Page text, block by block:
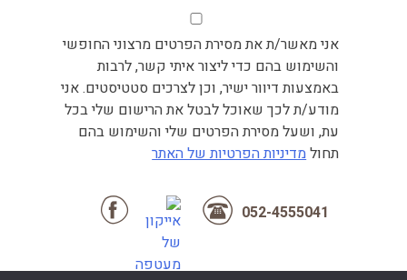
אני מאשר/ת את מסירת הפרטים מרצוני החופשי
והשימוש בהם כדי ליצור איתי קשר, לרבות
באמצעות דיוור ישיר, וכן לצרכים סטטיסטים. אני
מודע/ת לכך שאוכל לבטל את הרישום שלי בכל
עת, ושעל מסירת הפרטים שלי והשימוש בהם
תחולמדיניות הפרטיות של האתר
052-4555041